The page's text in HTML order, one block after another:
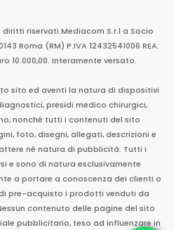
diritti riservati.Mediacom S.r.l a Socio
Roma (RM) P.IVA 12432541006 REA:
10.000,00. Interamente versato.
sito ed aventi la natura di dispositivi
presidi medico chirurgici,
nonché tutti i contenuti del sito
foto, disegni, allegati, descrizioni e
né natura di pubblicità. Tutti i
e sono di natura esclusivamente
a portare a conoscenza dei clienti o
pre-acquisto i prodotti venduti da
contenuto delle pagine del sito
pubblicitario, teso ad influenzare in